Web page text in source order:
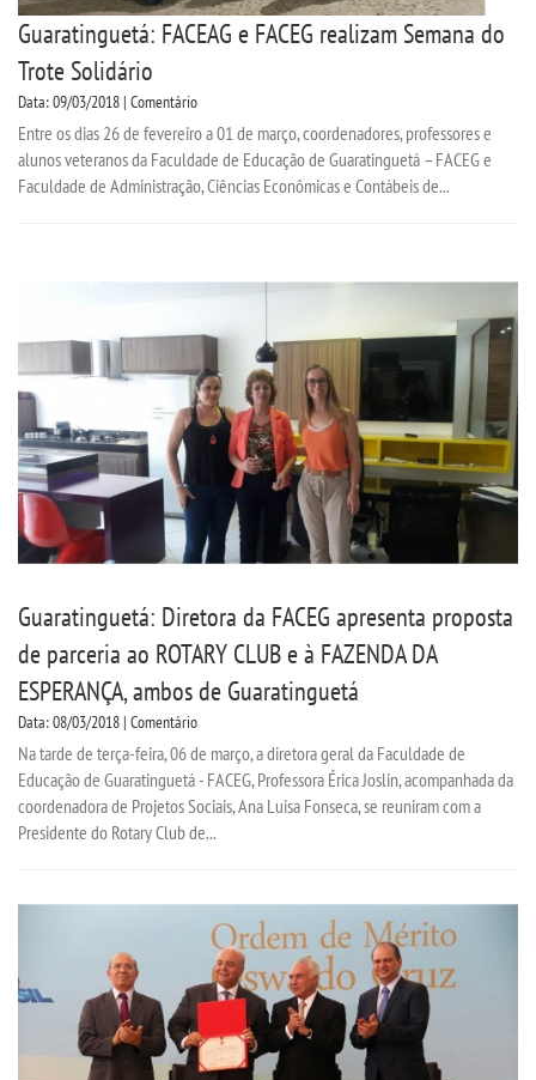
Guaratinguetá: FACEAG e FACEG realizam Semana do
Trote Solidário
Data: 09/03/2018 | Comentário
Entre os dias 26 de fevereiro a 01 de março, coordenadores, professores e
alunos veteranos da Faculdade de Educação de Guaratinguetá – FACEG e
Faculdade de Administração, Ciências Econômicas e Contábeis de...
Guaratinguetá: Diretora da FACEG apresenta proposta
de parceria ao ROTARY CLUB e à FAZENDA DA
ESPERANÇA, ambos de Guaratinguetá
Data: 08/03/2018 | Comentário
Na tarde de terça-feira, 06 de março, a diretora geral da Faculdade de
Educação de Guaratinguetá - FACEG, Professora Érica Joslin, acompanhada da
coordenadora de Projetos Sociais, Ana Luisa Fonseca, se reuniram com a
Presidente do Rotary Club de...